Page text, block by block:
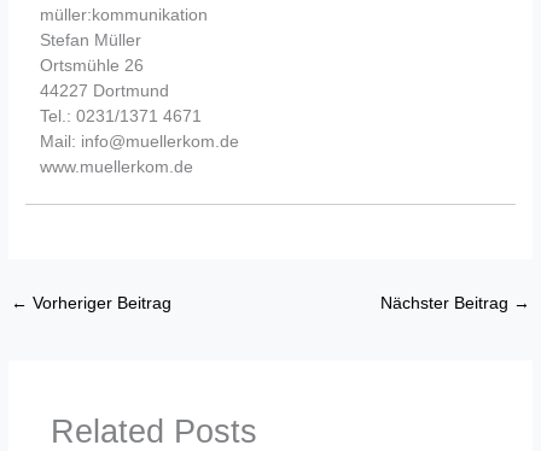
müller:kommunikation
Stefan Müller
Ortsmühle 26
44227 Dortmund
Tel.: 0231/1371 4671
Mail: info@muellerkom.de
www.muellerkom.de
← Vorheriger Beitrag Nächster Beitrag →
Related Posts